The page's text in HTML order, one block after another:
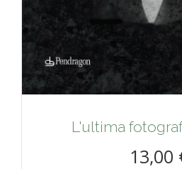
L'ultima
13,00